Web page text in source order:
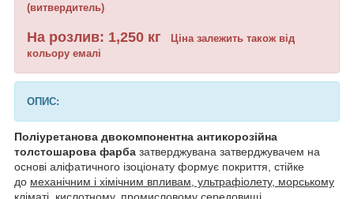
(витвердитель)
На розлив: 1,250 кг Ціна залежить також від
кольору емалі
ОПИС:
Поліуретанова двокомпонентна антикорозійна
толстошарова фарба затверджувана затверджувачем на
основі аліфатичного ізоціонату формує покриття, стійке
до механічним і хімічним впливам, ультрафіолету, морському
кліматі, кислотному, промисловому середовищі